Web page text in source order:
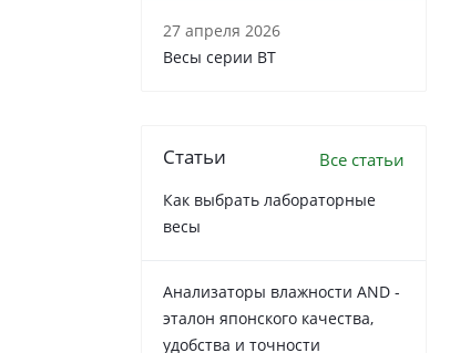
27 апреля 2026
Весы серии ВТ
Статьи Все статьи
Как выбрать лабораторные
весы
Анализаторы влажности AND -
эталон японского качества,
удобства и точности